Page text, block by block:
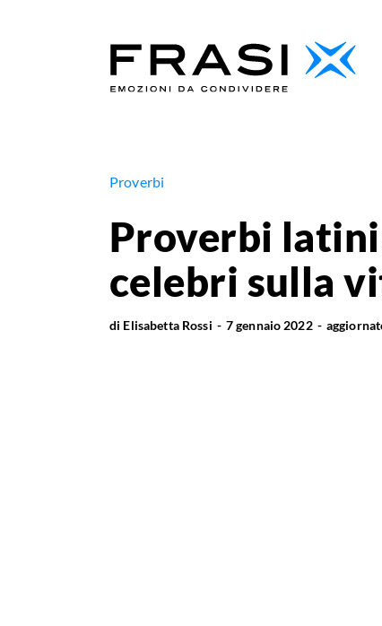
Proverbi
Proverbi
celebri sulla
di Elisabetta Rossi 7 gennaio 2022